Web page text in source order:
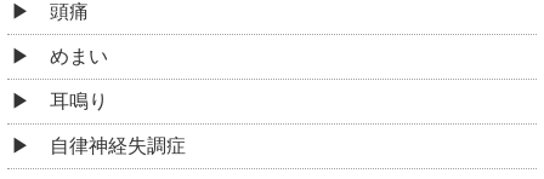
頭痛
めまい
耳鳴り
自律神経失調症